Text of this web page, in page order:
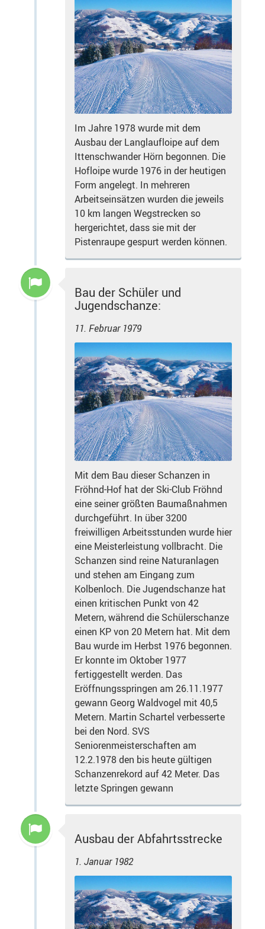
Im Jahre 1978 wurde mit dem
Ausbau der Langlaufloipe auf dem
Ittenschwander Hörn begonnen. Die
Hofloipe wurde 1976 in der heutigen
Form angelegt. In mehreren
Arbeitseinsätzen wurden die jeweils
10 km langen Wegstrecken so
hergerichtet, dass sie mit der
Pistenraupe gespurt werden können.
Bau der Schüler und
Jugendschanze:
11. Februar 1979
Mit dem Bau dieser Schanzen in
Fröhnd-Hof hat der Ski-Club Fröhnd
eine seiner größten Baumaßnahmen
durchgeführt. In über 3200
freiwilligen Arbeitsstunden wurde hier
eine Meisterleistung vollbracht. Die
Schanzen sind reine Naturanlagen
und stehen am Eingang zum
Kolbenloch. Die Jugendschanze hat
einen kritischen Punkt von 42
Metern, während die Schülerschanze
einen KP von 20 Metern hat. Mit dem
Bau wurde im Herbst 1976 begonnen.
Er konnte im Oktober 1977
fertiggestellt werden. Das
Eröffnungsspringen am 26.11.1977
gewann Georg Waldvogel mit 40,5
Metern. Martin Schartel verbesserte
bei den Nord. SVS
Seniorenmeisterschaften am
12.2.1978 den bis heute gültigen
Schanzenrekord auf 42 Meter. Das
letzte Springen gewann
Ausbau der Abfahrtsstrecke
1. Januar 1982